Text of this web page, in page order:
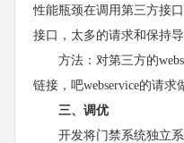
性能瓶颈在调用第三方接
接口，太多的请求和保持
方法：对第三方的
链接，吧webservice的请求
三、调优
开发将门禁系统独立系